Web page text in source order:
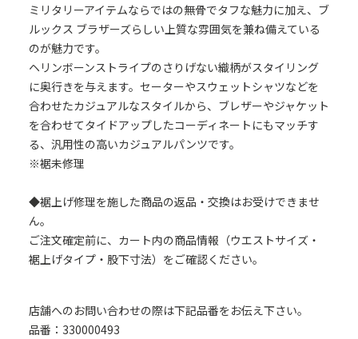
ミリタリーアイテムならではの無骨でタフな魅力に加え、ブ
ルックス ブラザーズらしい上質な雰囲気を兼ね備えている
のが魅力です。
ヘリンボーンストライプのさりげない織柄がスタイリング
に奥行きを与えます。セーターやスウェットシャツなどを
合わせたカジュアルなスタイルから、ブレザーやジャケット
を合わせてタイドアップしたコーディネートにもマッチす
る、汎用性の高いカジュアルパンツです。
※裾未修理
◆裾上げ修理を施した商品の返品・交換はお受けできませ
ん。
ご注文確定前に、カート内の商品情報（ウエストサイズ・
裾上げタイプ・股下寸法）をご確認ください。
店舗へのお問い合わせの際は下記品番をお伝え下さい。
品番：330000493